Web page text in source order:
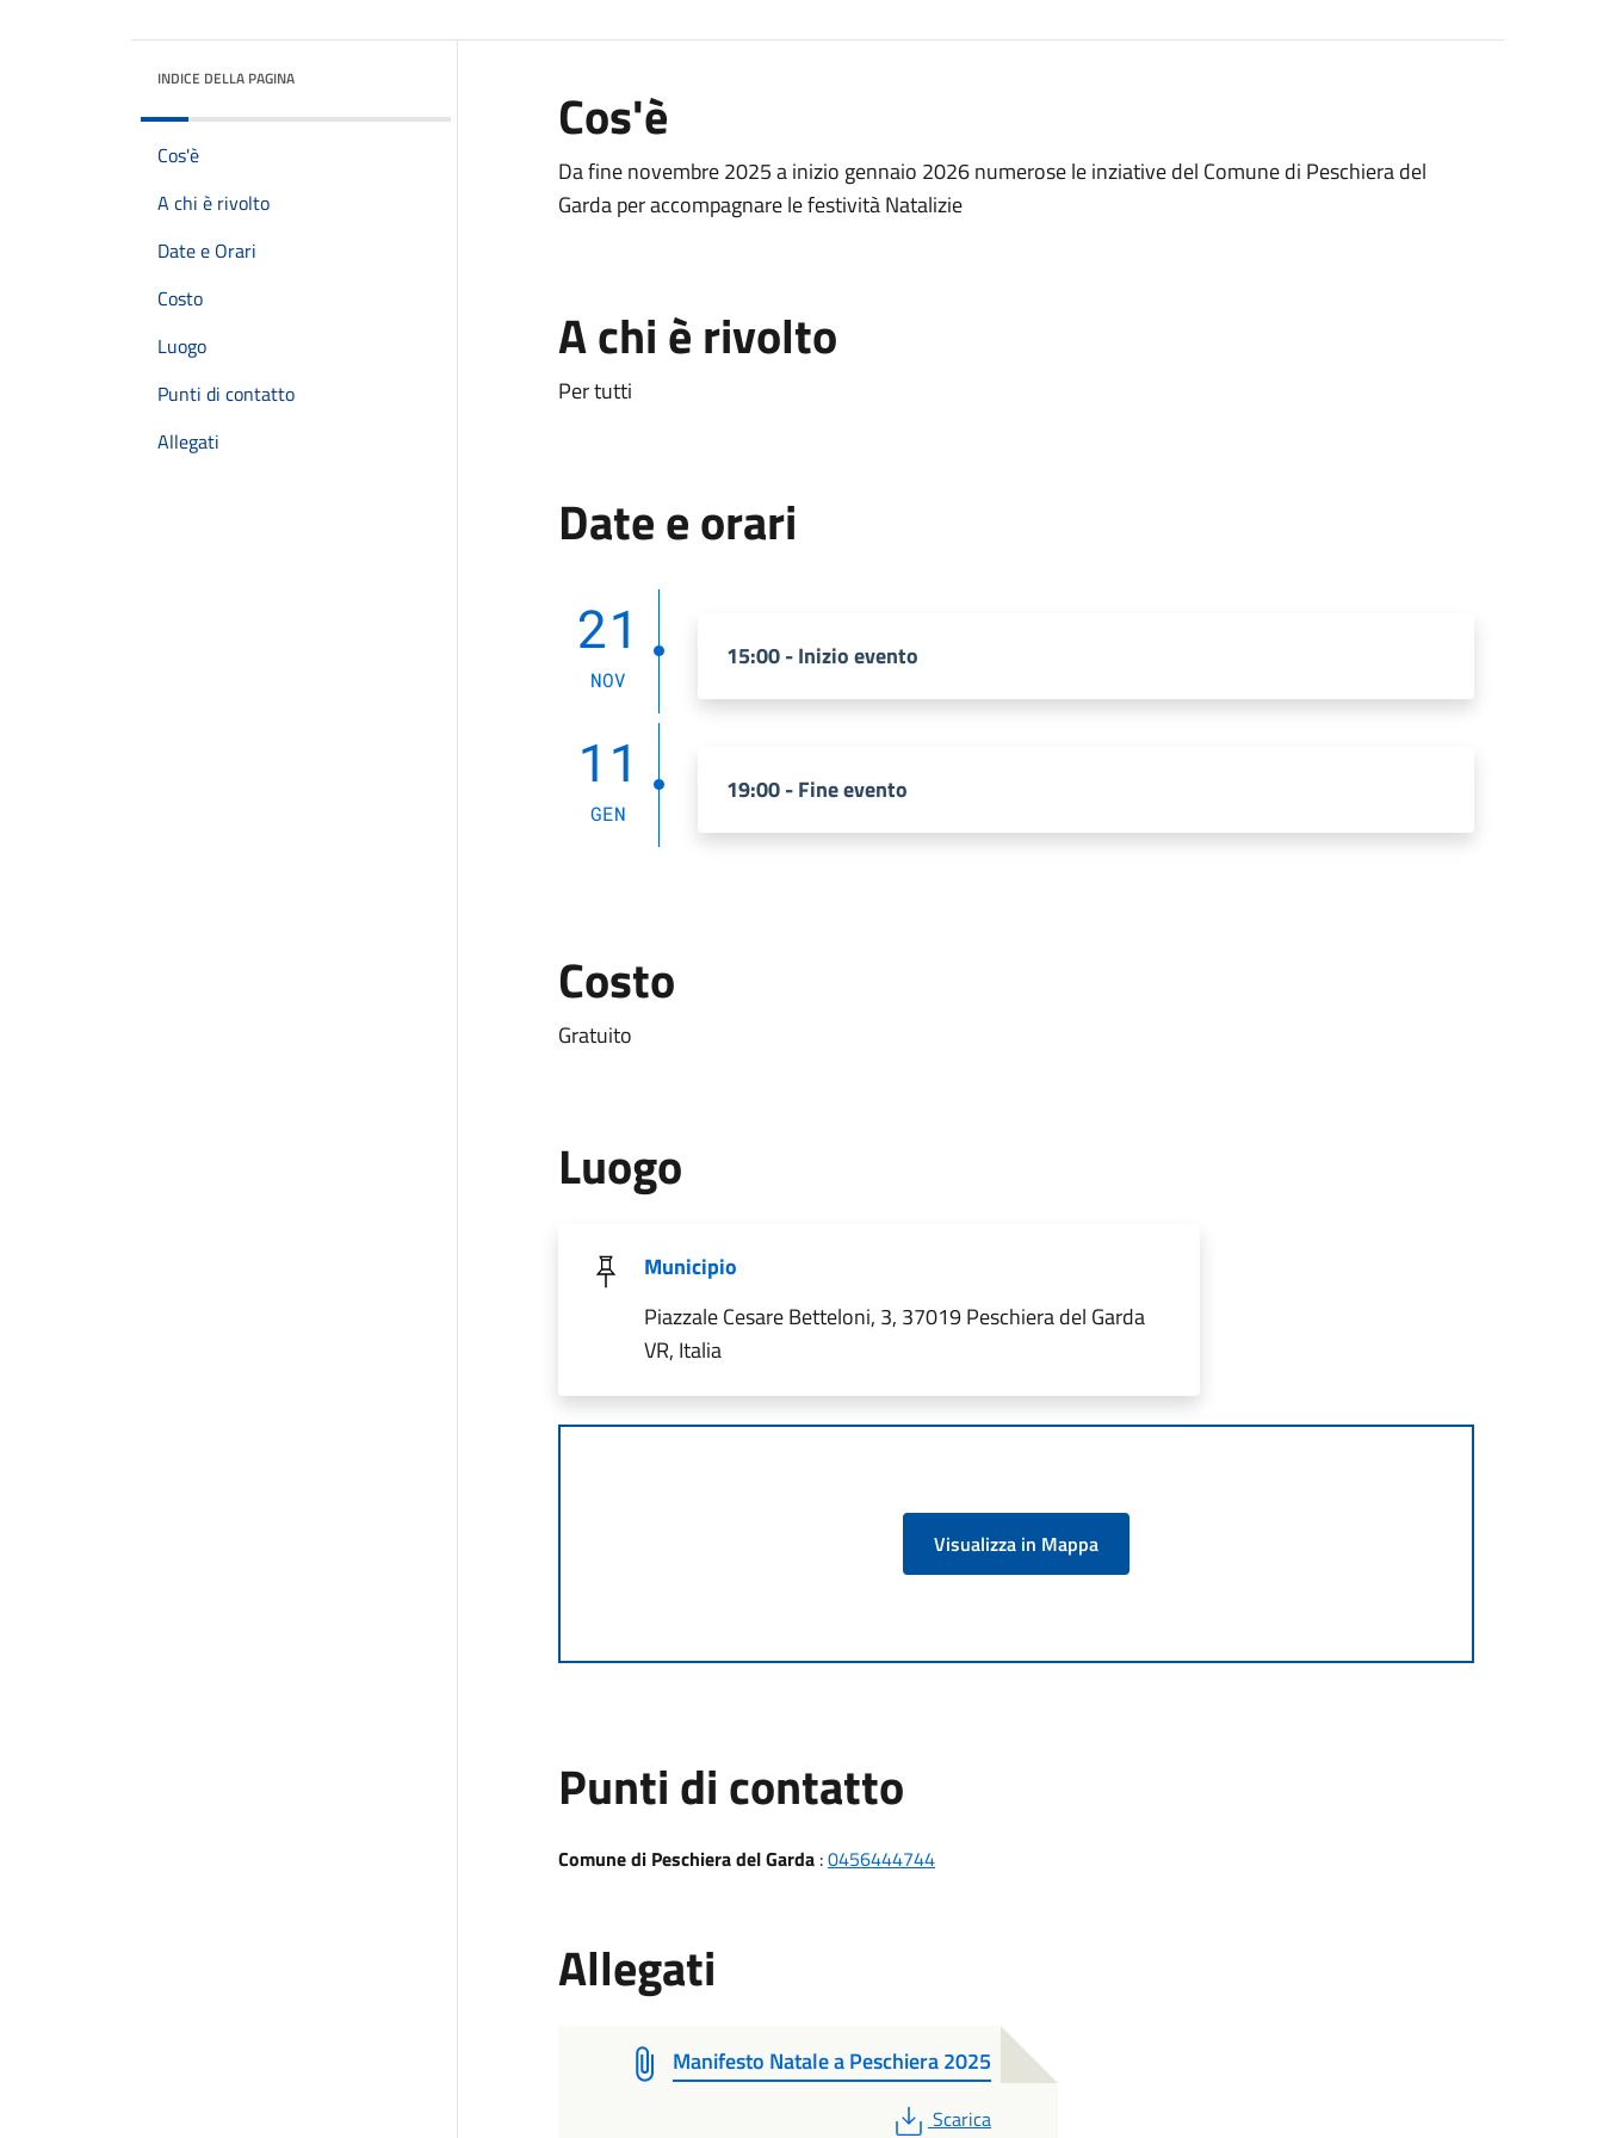
INDICE DELLA PAGINA
Cos'è
A chi è rivolto
Date e Orari
Costo
Luogo
Punti di contatto
Allegati
Cos'è
Da fine novembre 2025 a inizio gennaio 2026 numerose le inziative del Comune di Peschiera del
Garda per accompagnare le festività Natalizie
A chi è rivolto
Per tutti
Date e orari
21
NOV
15:00 - Inizio evento
11
GEN
19:00 - Fine evento
Costo
Gratuito
Luogo
Municipio
Piazzale Cesare Betteloni, 3, 37019 Peschiera del Garda
VR, Italia
Visualizza in Mappa
Punti di contatto
Comune di Peschiera del Garda :0456444744
Allegati
Manifesto Natale a Peschiera 2025
PDF
Scarica